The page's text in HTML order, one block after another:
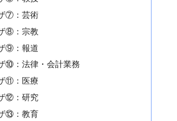
⑦：芸術
⑧：宗教
⑨：報道
⑩：法律・会計業務
⑪：医療
⑫：研究
⑬：教育